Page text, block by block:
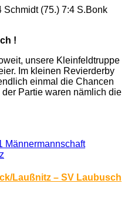
Schmidt (75.) 7:4 S.Bonk
!
unsere Kleinfeldtruppe
Im kleinen Revierderby
einmal die Chancen
Partie waren nämlich die
Männermannschaft
Laußnitz – SV Laubusch